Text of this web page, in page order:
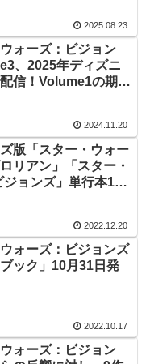
2025.08.23
ウォーズ：ビジョン
、2025年ディズニ
信！Volume1の期間
2024.11.20
版「スター・ウォー
リアン」「スター・
ジョンズ」単行本1月
2022.12.20
ウォーズ：ビジョンズ
ック」10月31日発
2022.10.17
ウォーズ：ビジョン